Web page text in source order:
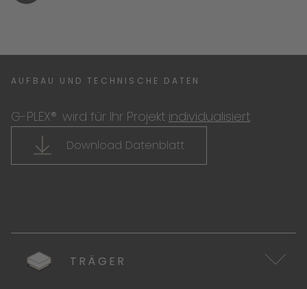
AUFBAU UND TECHNISCHE DATEN
G-PLEX® wird für Ihr Projekt individualisiert.
Download Datenblatt
TRÄGER